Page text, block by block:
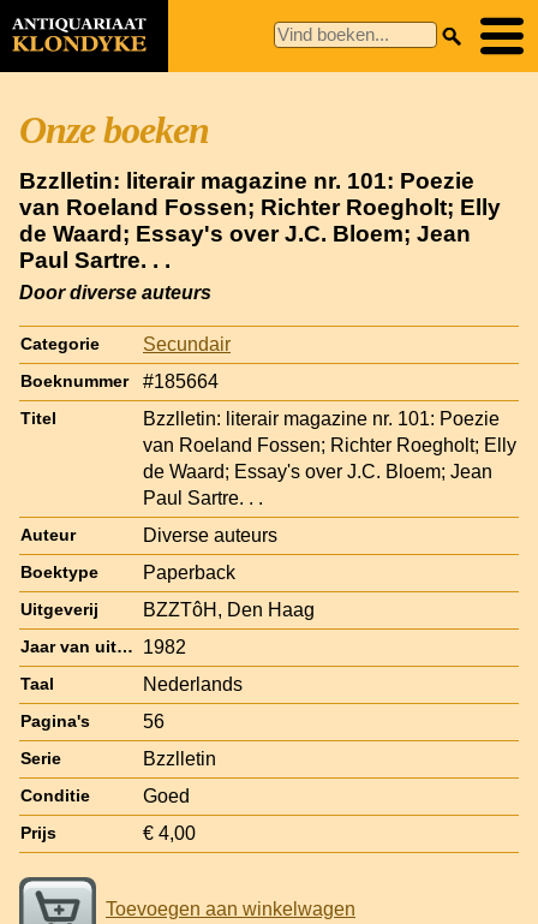
Onze boeken
Bzzlletin: literair magazine nr. 101: Poezie
van Roeland Fossen; Richter Roegholt; Elly
de Waard; Essay's over J.C. Bloem; Jean
Paul Sartre. . .
Door diverse auteurs
Categorie Secundair
Boeknummer #185664
Titel
Bzzlletin: literair magazine nr. 101: Poezie
van Roeland Fossen; Richter Roegholt; Elly
de Waard; Essay's over J.C. Bloem; Jean
Paul Sartre. . .
Auteur Diverse auteurs
Boektype Paperback
Uitgeverij BZZTôH, Den Haag
Jaar van uitgave 1982
Taal Nederlands
Pagina's 56
Serie Bzzlletin
Conditie Goed
Prijs € 4,00
Toevoegen aan winkelwagen